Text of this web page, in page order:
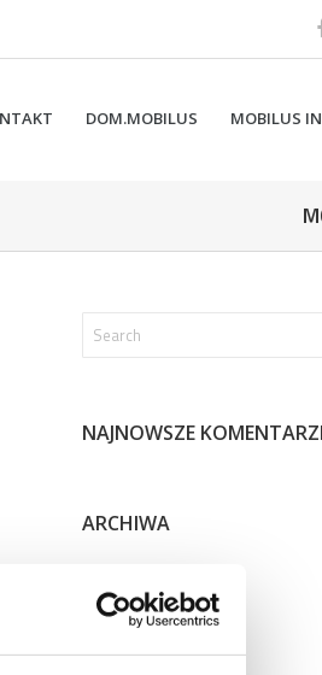
DOM.MOBILUS MOBILUS
NAJNOWSZE
ARCHIWA
KATEGORIE
Brak kategorii